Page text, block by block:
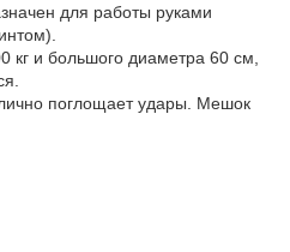
для работы руками
кг и большого диаметра 60 см,
поглощает удары. Мешок